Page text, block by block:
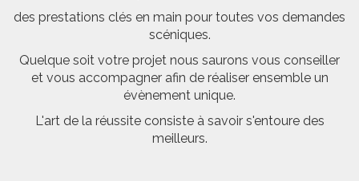
des prestations clés en main pour toutes vos demandes
scéniques.
Quelque soit votre projet nous saurons vous conseiller
et vous accompagner afin de réaliser ensemble un
évènement unique.
L'art de la réussite consiste à savoir s'entoure des
meilleurs.